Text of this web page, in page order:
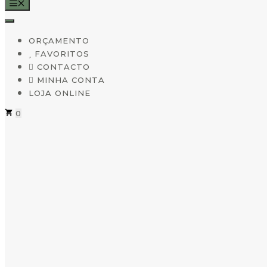
ORÇAMENTO
FAVORITOS
CONTACTO
MINHA CONTA
LOJA ONLINE
0